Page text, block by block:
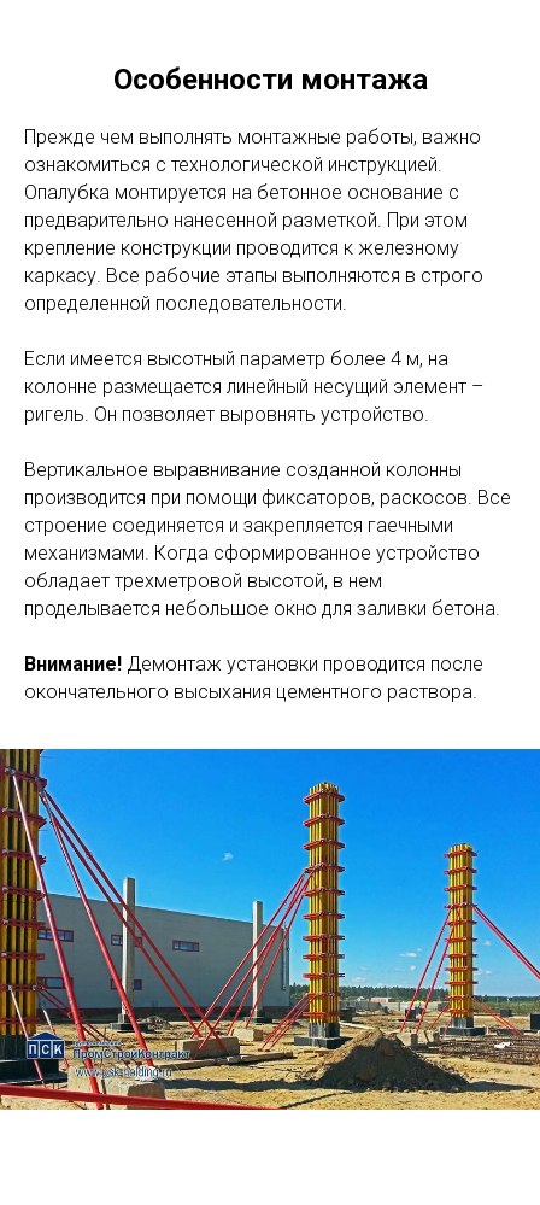
Особенности монтажа
Прежде чем выполнять монтажные работы, важно
ознакомиться с технологической инструкцией.
Опалубка монтируется на бетонное основание с
предварительно нанесенной разметкой. При этом
крепление конструкции проводится к железному
каркасу. Все рабочие этапы выполняются в строго
Если имеется высотный параметр более 4 м, на
ригель. Он позволяет выровнять устройство.
Вертикальное выравнивание созданной колонны
производится при помощи фиксаторов, раскосов. Все
строение соединяется и закрепляется гаечными
механизмами. Когда сформированное устройство
обладает трехметровой высотой, в нем
проделывается небольшое окно для заливки бетона.
Внимание!Демонтаж установки проводится после
окончательного высыхания цементного раствора.